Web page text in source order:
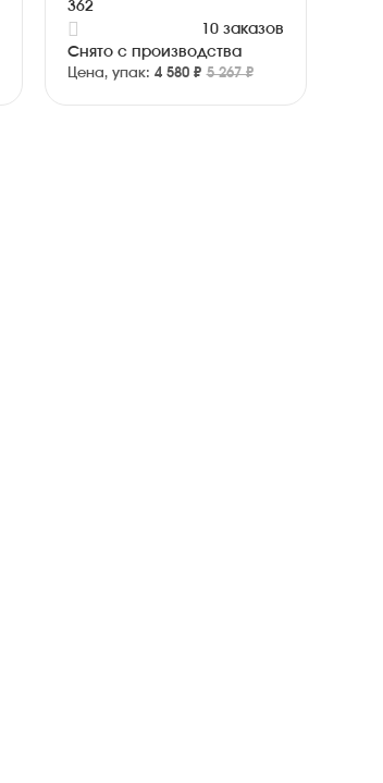
362
10 заказов
Снято с производства
Цена, упак: 4 580 ₽ 5 267 ₽